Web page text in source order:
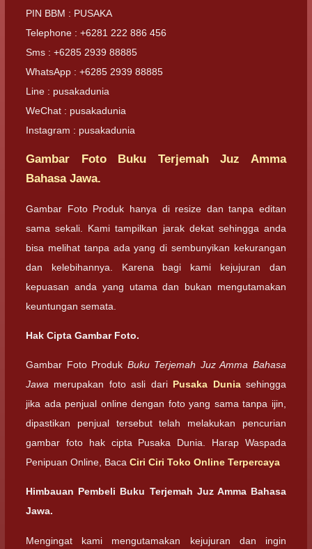
PIN BBM : PUSAKA
Telephone : +6281 222 886 456
Sms : +6285 2939 88885
WhatsApp : +6285 2939 88885
Line : pusakadunia
WeChat : pusakadunia
Instagram : pusakadunia
Gambar Foto Buku Terjemah Juz Amma
Bahasa Jawa.
Gambar Foto Produk hanya di resize dan tanpa editan
sama sekali. Kami tampilkan jarak dekat sehingga anda
bisa melihat tanpa ada yang di sembunyikan kekurangan
dan kelebihannya. Karena bagi kami kejujuran dan
kepuasan anda yang utama dan bukan mengutamakan
keuntungan semata.
Hak Cipta Gambar Foto.
Gambar Foto Produk Buku Terjemah Juz Amma Bahasa
Jawa merupakan foto asli dari Pusaka Duniasehingga
jika ada penjual online dengan foto yang sama tanpa ijin,
dipastikan penjual tersebut telah melakukan pencurian
gambar foto hak cipta Pusaka Dunia. Harap Waspada
Penipuan Online, Baca Ciri Ciri Toko Online Terpercaya
Himbauan Pembeli Buku Terjemah Juz Amma Bahasa
Jawa.
Mengingat kami mengutamakan kejujuran dan ingin